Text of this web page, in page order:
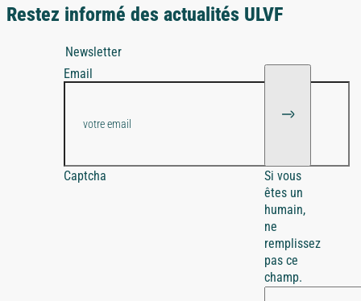
Restez informé des actualités ULVF
Newsletter
Email
Captcha
Si vous
êtes un
humain,
ne
remplissez
pas ce
champ.